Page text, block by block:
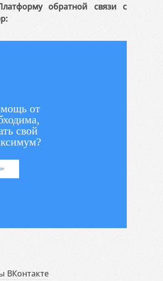
обратной связи с
от
свой
ВКонтакте